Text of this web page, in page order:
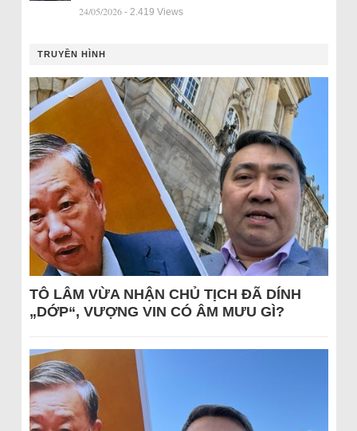
24/05/2026 - 2.419 Views
TRUYỀN HÌNH
TÔ LÂM VỪA NHẬN CHỦ TỊCH ĐÃ DÍNH
„DỚP“, VƯỢNG VIN CÓ ÂM MƯU GÌ?